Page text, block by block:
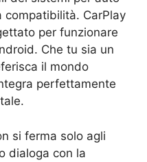
compatibilità. CarPlay
per funzionare
Che tu sia un
il mondo
perfettamente
si ferma solo agli
dialoga con la